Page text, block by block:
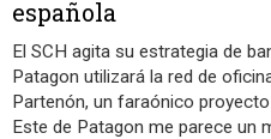
española
El SCH agita su estrategia de
Patagon utilizará la red de
Partenón, un faraónico
Este de Patagon me parece un